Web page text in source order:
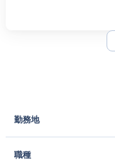
勤務地
職種